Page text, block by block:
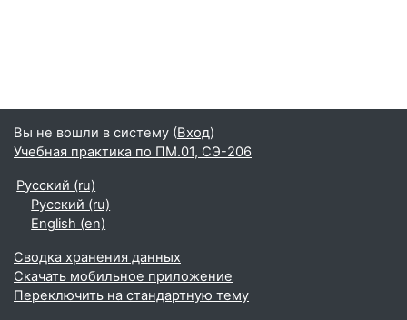
Вы не вошли в систему (Вход)
Учебная практика по ПМ.01, СЭ-206
Русский ‎(ru)‎
Русский ‎(ru)‎
English ‎(en)‎
Сводка хранения данных
Скачать мобильное приложение
Переключить на стандартную тему